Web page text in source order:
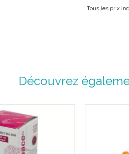
Tous les prix
Découvrez